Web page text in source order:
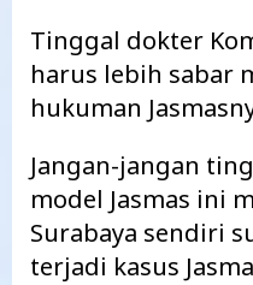
Tinggal dokter
harus lebih sabar
hukuman
Jangan-jangan
model Jasmas ini
Surabaya sendiri
terjadi kasus